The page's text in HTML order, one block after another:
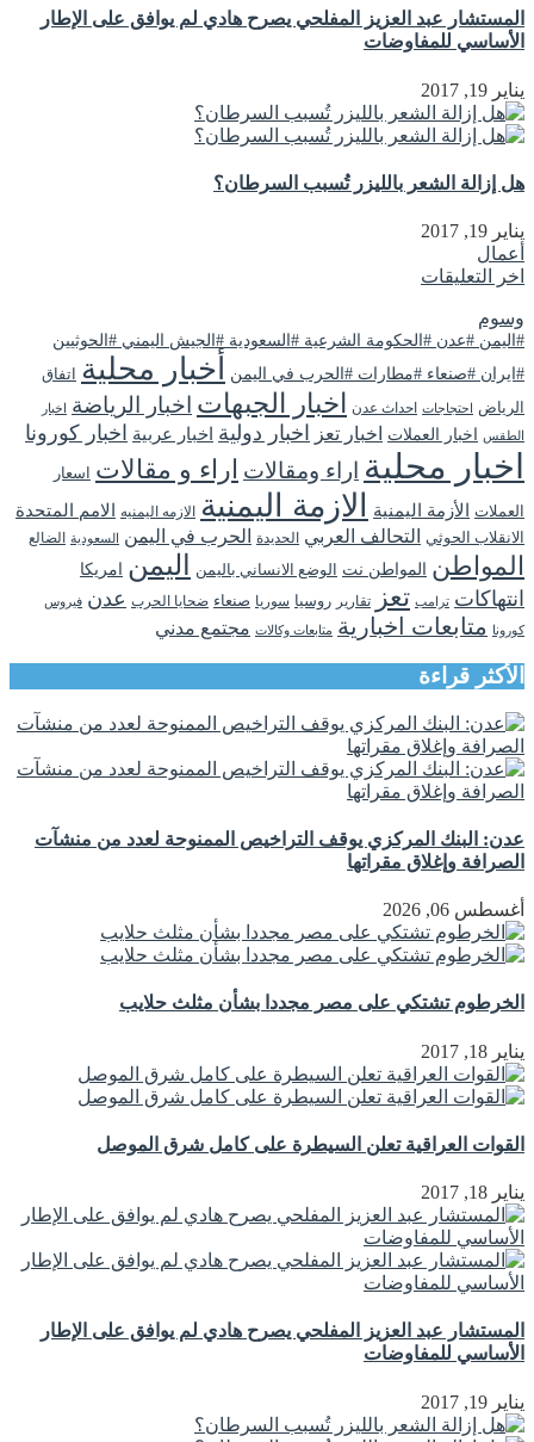
المستشار عبد العزيز المفلحي يصرح هادي لم يوافق على الإطار
الأساسي للمفاوضات
يناير 19, 2017
هل إزالة الشعر بالليزر تُسبب السرطان؟
يناير 19, 2017
أعمال
اخر التعليقات
وسوم
#اليمن #عدن #الحكومة الشرعية #السعودية #الجيش اليمني #الحوثيين
#ايران #صنعاء #مطارات #الحرب في اليمن
أخبار محلية
اتفاق
الرياض
احتجاجات احداث عدن اخبار الجبهات اخبار الرياضة اخبار
الطقس
اخبار العملات اخبار تعز اخبار دولية اخبار عربية اخبار كورونا
اخبار محلية اراء ومقالات اراء و مقالات اسعار
العملات الأزمة اليمنية الازمة اليمنية الازمه اليمنيه الامم المتحدة
الانقلاب الحوثي التحالف العربي الحديدة الحرب في اليمن السعودية الضالع
المواطن المواطن نت الوضع الانساني باليمن اليمن امريكا
انتهاكات ترامب تعز تقارير روسيا سوريا صنعاء ضحايا الحرب عدن فيروس
كورونا متابعات اخبارية متابعات وكالات مجتمع مدني
الأكثر قراءة
عدن: البنك المركزي يوقف التراخيص الممنوحة لعدد من منشآت
الصرافة وإغلاق مقراتها
أغسطس 06, 2026
الخرطوم تشتكي على مصر مجددا بشأن مثلث حلايب
يناير 18, 2017
القوات العراقية تعلن السيطرة على كامل شرق الموصل
يناير 18, 2017
المستشار عبد العزيز المفلحي يصرح هادي لم يوافق على الإطار
الأساسي للمفاوضات
يناير 19, 2017